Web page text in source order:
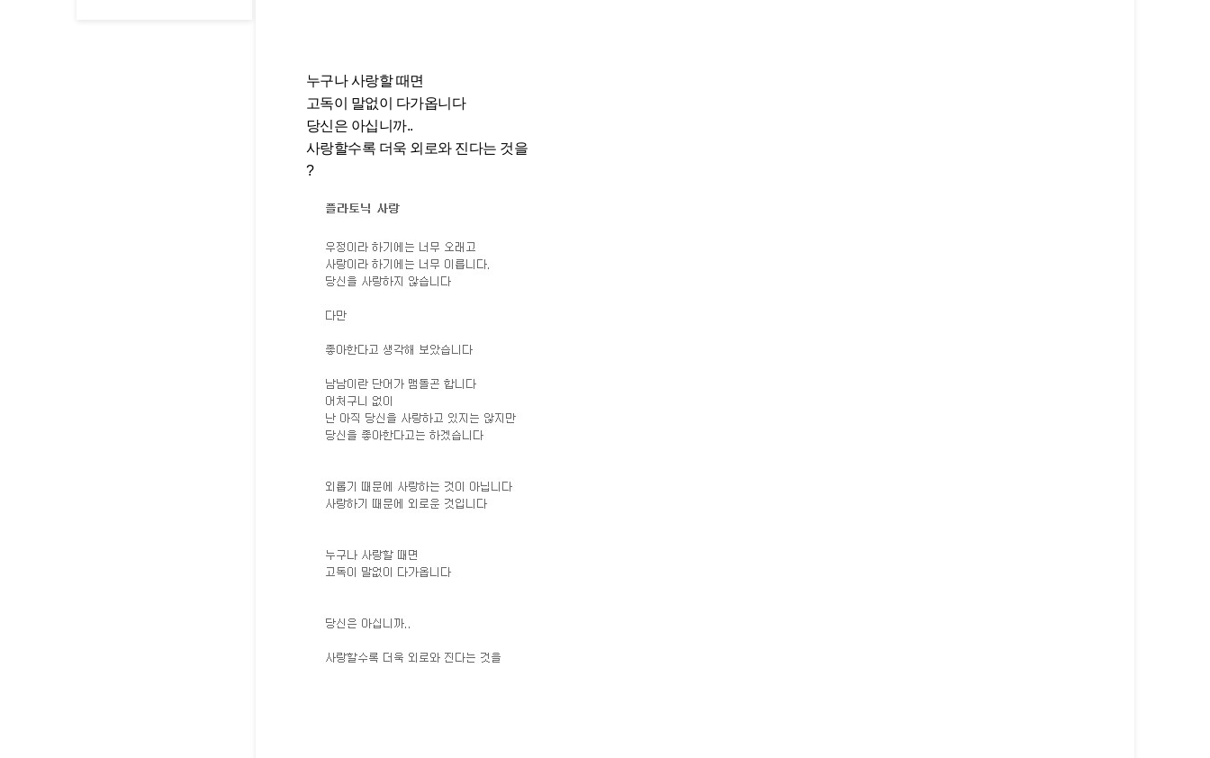
누구나 사랑할 때면
고독이 말없이 다가옵니다
당신은 아십니까..
사랑할수록 더욱 외로와 진다는 것을
?